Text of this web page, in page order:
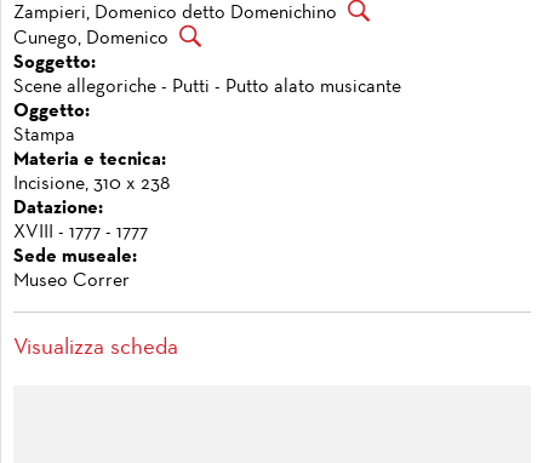
Zampieri, Domenico detto Domenichino
Cunego, Domenico
Soggetto:
Scene allegoriche - Putti - Putto alato musicante
Oggetto:
Stampa
Materia e tecnica:
Incisione, 310 x 238
Datazione:
XVIII - 1777 - 1777
Sede museale:
Museo Correr
Visualizza scheda